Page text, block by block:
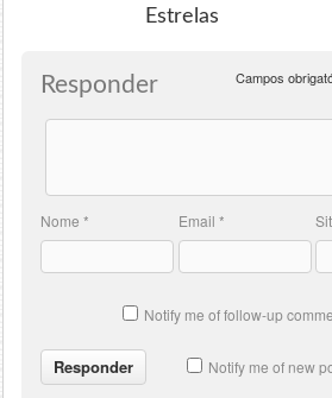
Estrelas
Responder Campos
Nome* Email *
Notify me of follow-up
Notify me of new